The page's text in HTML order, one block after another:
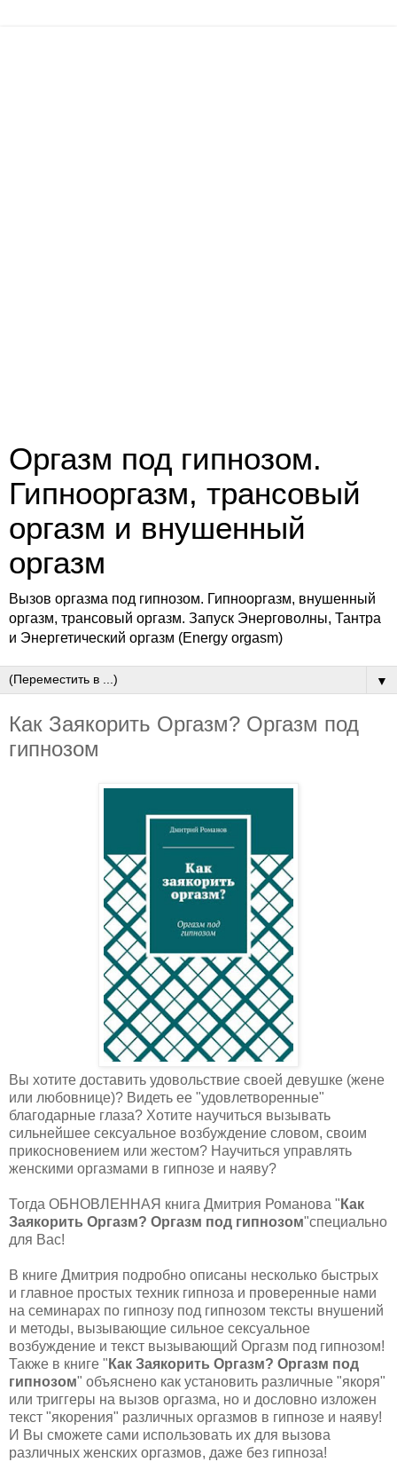
Оргазм под гипнозом.
Гипнооргазм, трансовый
оргазм и внушенный
оргазм
Вызов оргазма под гипнозом. Гипнооргазм, внушенный
оргазм, трансовый оргазм. Запуск Энерговолны, Тантра
и Энергетический оргазм (Energy orgasm)
▼
Как Заякорить Оргазм? Оргазм под
гипнозом
Вы хотите доставить удовольствие своей девушке (жене
или любовнице)? Видеть ее "удовлетворенные"
благодарные глаза? Хотите научиться вызывать
сильнейшее сексуальное возбуждение словом, своим
прикосновением или жестом? Научиться управлять
женскими оргазмами в гипнозе и наяву?
Тогда ОБНОВЛЕННАЯ книга Дмитрия Романова " Как
Заякорить Оргазм? Оргазм под гипнозом"специально
для Вас!
В книге Дмитрия подробно описаны несколько быстрых
и главное простых техник гипноза и проверенные нами
на семинарах по гипнозу под гипнозом тексты внушений
и методы, вызывающие сильное сексуальное
возбуждение и текст вызывающий Оргазм под гипнозом!
Также в книге " Как Заякорить Оргазм? Оргазм под
гипнозом" объяснено как установить различные "якоря"
или триггеры на вызов оргазма, но и дословно изложен
текст "якорения" различных оргазмов в гипнозе и наяву!
И Вы сможете сами использовать их для вызова
различных женских оргазмов, даже без гипноза!